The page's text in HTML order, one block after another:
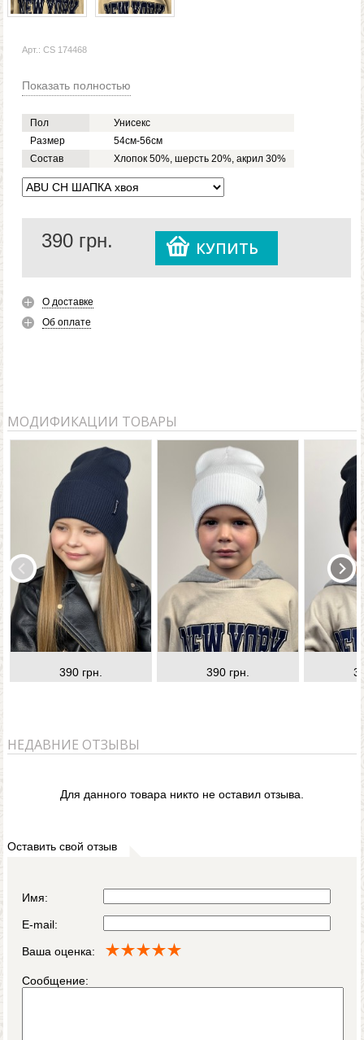
Арт.: CS 174468
Показать полностью
Пол
Унисекс
Размер
54см-56см
Состав
Хлопок 50%, шерсть 20%, акрил 30%
390 грн. КУПИТЬ
О доставке
Об оплате
МОДИФИКАЦИИ ТОВАРЫ
390 грн. 390 грн.
НЕДАВНИЕ ОТЗЫВЫ
Для данного товара никто не оставил отзыва.
Оставить свой отзыв
Имя:
E-mail:
Ваша оценка:
Сообщение: